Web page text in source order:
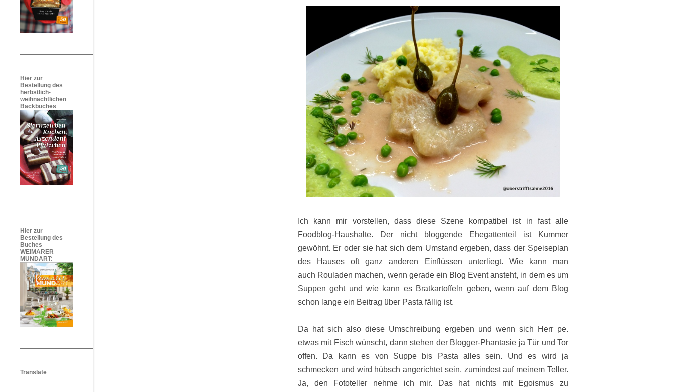
Ich kann mir vorstellen, dass diese Szene kompatibel ist in fast alle
Foodblog-Haushalte. Der nicht bloggende Ehegattenteil ist Kummer
gewöhnt. Er oder sie hat sich dem Umstand ergeben, dass der Speiseplan
des
Hauses oft ganz anderen Einflüssen unterliegt. Wie kann man
auch Rouladen machen, wenn gerade ein Blog Event ansteht, in dem es um
Suppen geht und wie kann es Bratkartoffeln geben, wenn auf dem Blog
schon lange ein Beitrag über Pasta fällig ist.
Da hat sich also diese Umschreibung ergeben und wenn sich Herr pe.
etwas mit Fisch wünscht, dann stehen der Blogger-Phantasie ja Tür und Tor
offen. Da kann es von Suppe bis Pasta alles sein. Und es wird ja
schmecken und wird hübsch angerichtet sein, zumindest auf meinem Teller.
Ja, den Fototeller nehme ich mir. Das hat nichts mit Egoismus zu
Hier zur
Bestellung des
herbstlich-
weihnachtlichen
Backbuches
Hier zur
Bestellung des
Buches
WEIMARER
MUNDART:
Translate